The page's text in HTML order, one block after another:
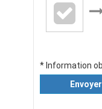
* Information
Envoyer